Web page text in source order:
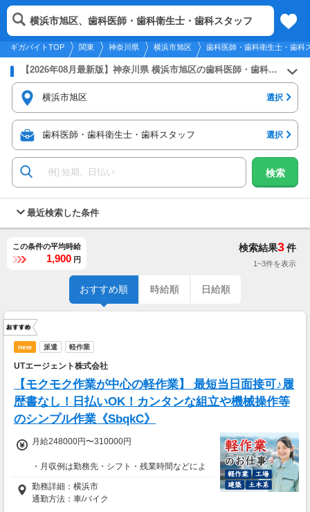
2026年8月7日更新
関東
メニュー
ギガバイトTOP 関東 神奈川県 横浜市旭区 歯科医師・歯科衛生士・歯科
横浜市旭区、歯科医師・歯科衛生士・歯科スタッフ
【2026年08月最新版】神奈川県 横浜市旭区の歯科医師・歯科衛生士・歯科スタッフのバイト・アルバイト・パートの求人募集情報
横浜市旭区 選択
歯科医師・歯科衛生士・歯科スタッフ 選択
検索
最近検索した条件
この条件の平均時給
1,900 円
検索結果3件
1~3件を表示
おすすめ順 時給順 日給順
new 派遣 軽作業
UTエージェント株式会社
【モクモク作業が中心の軽作業】 最短当日面接可♪履
歴書なし！日払いOK！カンタンな組立や機械操作等
のシンプル作業《SbqkC》
月給248000円〜310000円
・月収例は勤務先・シフト・残業時間などによ
り変動します
・各種手当あり（残業手当、休出手当、深夜勤
務がある場合は深夜手当 など）
勤務詳細：横浜市
通勤方法：車/バイク